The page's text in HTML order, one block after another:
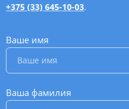
+375 (33) 645-10-03.
Ваше имя
Ваша фамилия